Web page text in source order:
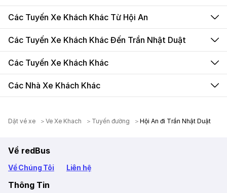
Các Tuyến Xe Khách Khác Từ Hội An
Các Tuyến Xe Khách Khác Đến Trần Nhật Duật
Các Tuyến Xe Khách Khác
Các Nhà Xe Khách Khác
Dặt vé xe Ve Xe Khach Tuyến đường Hội An đi Trần Nhật Duật
Về redBus
Về Chúng Tôi Liên hệ
Thông Tin